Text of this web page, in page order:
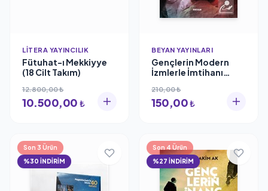
LITERA YAYINCILIK
Fütuhat-ı Mekkiyye
(18 Cilt Takım)
12.800,00 ₺
10.500,00 ₺
BEYAN YAYINLARI
Gençlerin Modern
İzmlerle İmtihanı
Canatan
210,00 ₺
150,00₺
Son 3 Ürün
%30 İNDİRİM
Son 4 Ürün
%27 İNDİRİM